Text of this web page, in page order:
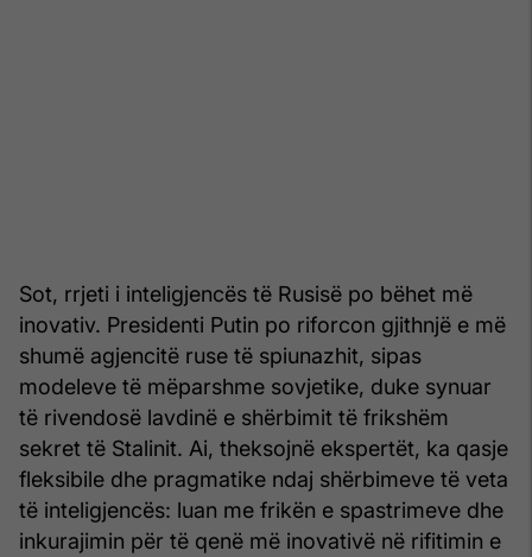
Sot, rrjeti i inteligjencës të Rusisë po bëhet më
inovativ. Presidenti Putin po riforcon gjithnjë e më
shumë agjencitë ruse të spiunazhit, sipas
modeleve të mëparshme sovjetike, duke synuar
të rivendosë lavdinë e shërbimit të frikshëm
sekret të Stalinit. Ai, theksojnë ekspertët, ka qasje
fleksibile dhe pragmatike ndaj shërbimeve të veta
të inteligjencës: luan me frikën e spastrimeve dhe
inkurajimin për të qenë më inovativë në rifitimin e